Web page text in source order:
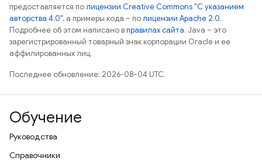
предоставляется полицензии Creative Commons "С указанием
авторства 4.0", а примеры кода – полицензии Apache 2.0.
Подробнее об этом написано вправилах сайта. Java – это
зарегистрированный товарный знак корпорации Oracle и ее
аффилированных лиц.
Последнее обновление: 2026-08-04 UTC.
Обучение
Руководства
Справочники